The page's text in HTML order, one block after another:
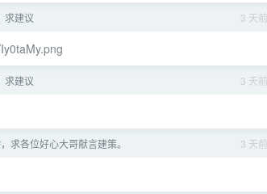
3 天前
求建议
3 天前
求建议
3 天前
求各位好心大哥献言建策。